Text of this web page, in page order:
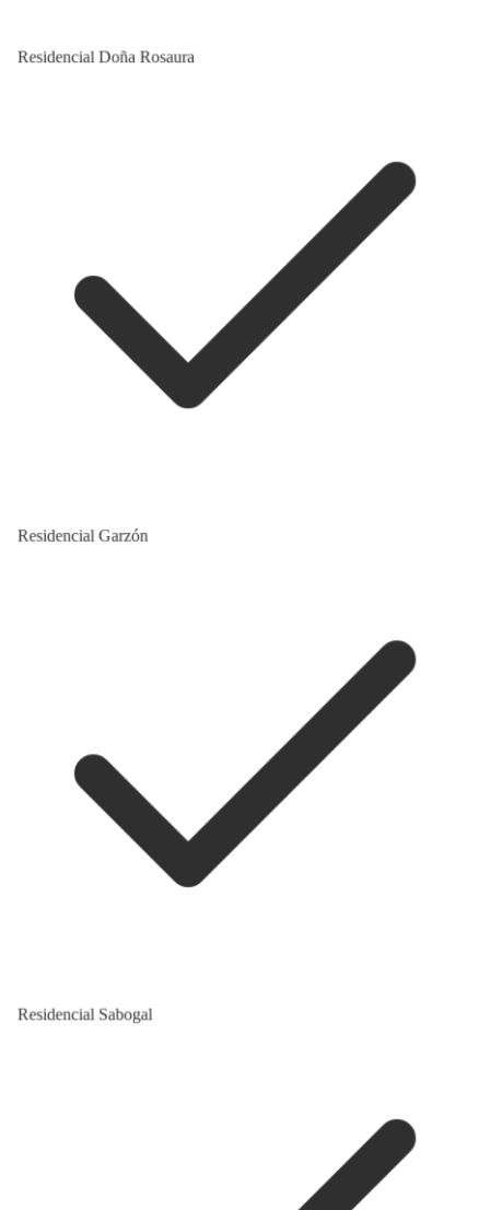
Residencial Doña Rosaura
Residencial Garzón
Residencial Sabogal